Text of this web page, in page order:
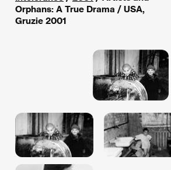
Orphans: A True Drama / USA,
Gruzie 2001